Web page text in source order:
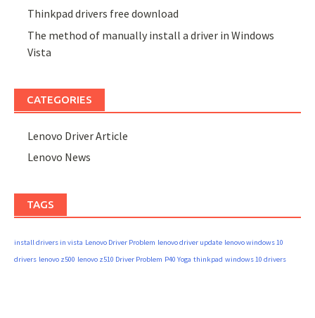
Thinkpad drivers free download
The method of manually install a driver in Windows
Vista
CATEGORIES
Lenovo Driver Article
Lenovo News
TAGS
install drivers in vista Lenovo Driver Problem lenovo driver update lenovo windows 10
drivers lenovo z500 lenovo z510 Driver Problem P40 Yoga thinkpad windows 10 drivers